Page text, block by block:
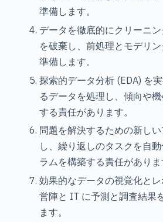
準備します。
データを徹底的にクリーニ
を破棄し、前処理とモデリ
準備します。
探索的データ分析 (EDA) を
るデータを処理し、傾向や
する責任があります。
問題を解決するための新し
し、繰り返しのタスクを自
ラムを構築する責任がありま
効果的なデータの視覚化と
営陣と IT に予測と調査結果
ます。